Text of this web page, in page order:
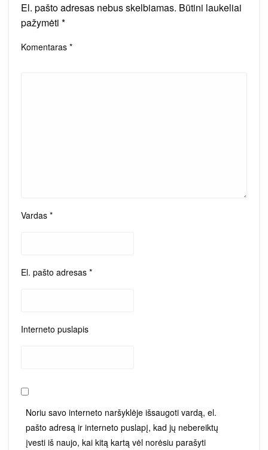
El. pašto adresas nebus skelbiamas. Būtini laukeliai
pažymėti *
Komentaras *
Vardas *
El. pašto adresas *
Interneto puslapis
Noriu savo interneto naršyklėje išsaugoti vardą, el.
pašto adresą ir interneto puslapį, kad jų nebereiktų
įvesti iš naujo, kai kitą kartą vėl norėsiu parašyti